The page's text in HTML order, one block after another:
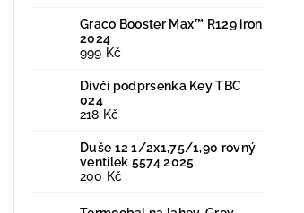
Graco Booster Max™ R129 iron
2024
999 Kč
Dívčí podprsenka Key TBC
024
218 Kč
Duše 12 1/2x1,75/1,90 rovný
ventilek 5574 2025
200 Kč